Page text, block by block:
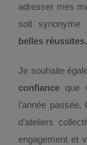
adresser mes
soit synonyme
belles réussites.
Je souhaite
confiance que
l’année
d’ateliers
engagement et